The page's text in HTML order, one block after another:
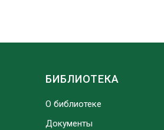
БИБЛИОТЕКА
О библиотеке
Документы